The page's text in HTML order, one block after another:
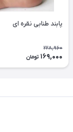
پابند طنابی نقره ای
228,960
169,000 تومان